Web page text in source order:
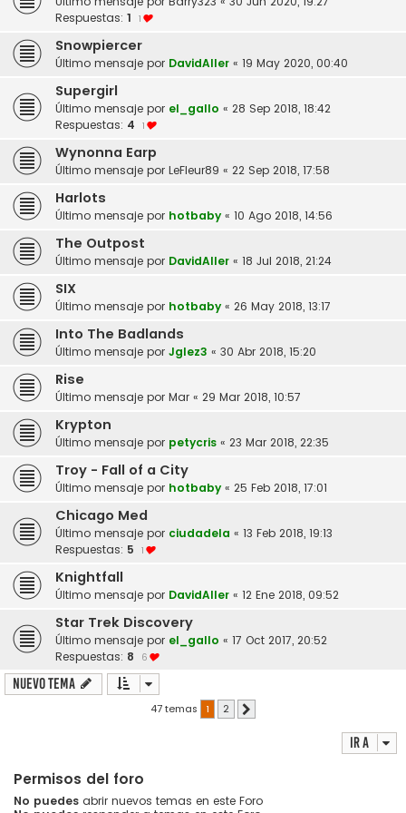
Respuestas: 1 1
Snowpiercer
Último mensaje por DavidAller « 19 May 2020, 00:40
Supergirl
Último mensaje por el_gallo « 28 Sep 2018, 18:42
Respuestas: 4 1
Wynonna Earp
Último mensaje por LeFleur89 « 22 Sep 2018, 17:58
Harlots
Último mensaje por hotbaby « 10 Ago 2018, 14:56
The Outpost
Último mensaje por DavidAller « 18 Jul 2018, 21:24
SIX
Último mensaje por hotbaby « 26 May 2018, 13:17
Into The Badlands
Último mensaje por Jglez3 « 30 Abr 2018, 15:20
Rise
Último mensaje por Mar « 29 Mar 2018, 10:57
Krypton
Último mensaje por petycris « 23 Mar 2018, 22:35
Troy - Fall of a City
Último mensaje por hotbaby « 25 Feb 2018, 17:01
Chicago Med
Último mensaje por ciudadela « 13 Feb 2018, 19:13
Respuestas: 5 1
Knightfall
Último mensaje por DavidAller « 12 Ene 2018, 09:52
Star Trek Discovery
Último mensaje por el_gallo « 17 Oct 2017, 20:52
Respuestas: 8 6
Nuevo Tema
47 temas 1 2
Ir a
Permisos del foro
No puedes abrir nuevos temas en este Foro